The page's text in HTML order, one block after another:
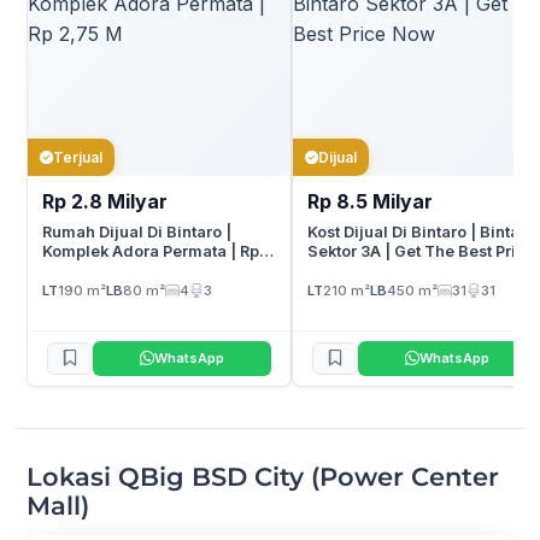
Terjual
Rp 2.8 Milyar
Rumah Dijual Di Bintaro |
Komplek Adora Permata | Rp
LT190 m²LB80 m² 4 3
WhatsApp
Dijual
Rp 8.5 Milyar
Kost Dijual Di Bintaro | Bintaro
Sektor 3A | Get The Best Price
LT210 m²LB450 m² 31 31
WhatsApp
Lokasi QBig BSD City (Power Center
Mall)